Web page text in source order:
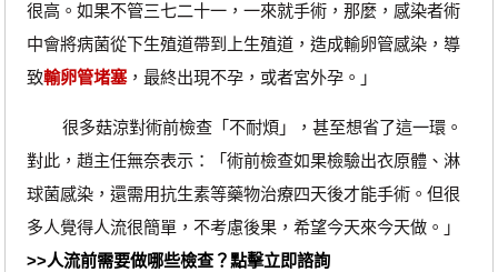
很高。如果不管三七二十一，一來就手術，那麼，感染者術
中會將病菌從下生殖道帶到上生殖道，造成輸卵管感染，導
致輸卵管堵塞，最終出現不孕，或者宮外孕。」
很多菇涼對術前檢查「不耐煩」，甚至想省了這一環。
對此，趙主任無奈表示：「術前檢查如果檢驗出衣原體、淋
球菌感染，還需用抗生素等藥物治療四天後才能手術。但很
多人覺得人流很簡單，不考慮後果，希望今天來今天做。」
>>人流前需要做哪些檢查？點擊立即諮詢